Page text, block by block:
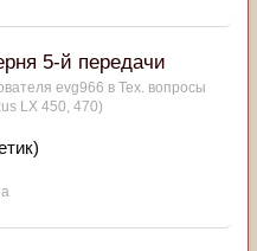
5-й передачи
evg966 в Тех. вопросы
LX 450, 470)